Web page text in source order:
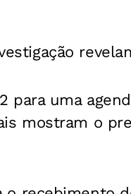
para uma
mostram o